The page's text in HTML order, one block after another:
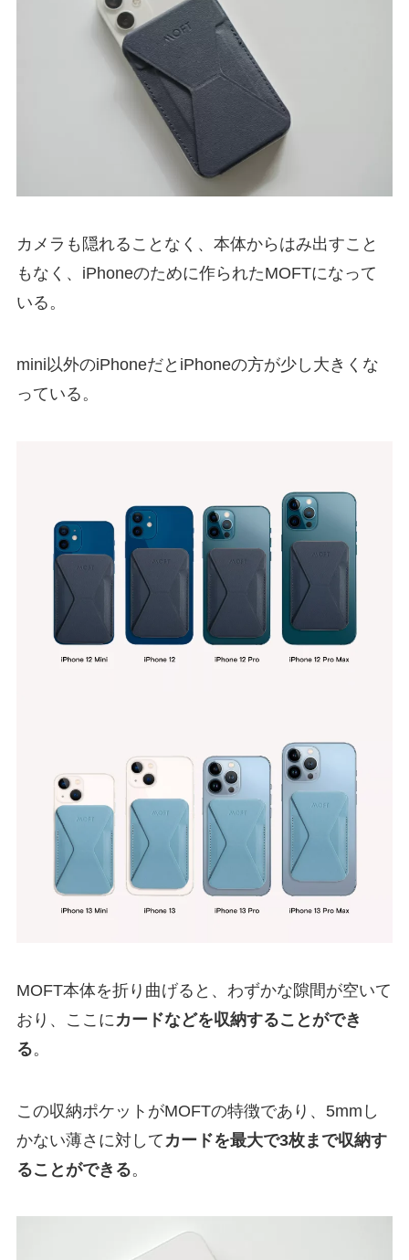
カメラも隠れることなく、本体からはみ出すこと
もなく、iPhoneのために作られたMOFTになって
いる。
mini以外のiPhoneだとiPhoneの方が少し大きくな
っている。
MOFT本体を折り曲げると、わずかな隙間が空いて
おり、ここに カードなどを収納することができ
る。
この収納ポケットがMOFTの特徴であり、5mmし
かない薄さに対して カードを最大で3枚まで収納す
ることができる。